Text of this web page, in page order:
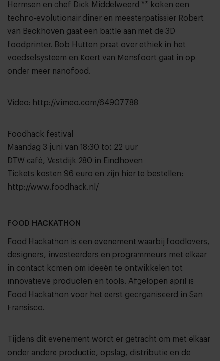
Hermsen en chef Dick Middelweerd ** koken een
techno-evolutionair diner en meesterpatissier Robert
van Beckhoven gaat een battle aan met de 3D
foodprinter. Bob Hutten praat over ethiek in het
voedselsysteem en Koert van Mensfoort gaat in op
onder meer nanofood.
Video: http://vimeo.com/64907788
Foodhack festival
Maandag 3 juni van 18:30 tot 22 uur.
DTW café, Vestdijk 280 in Eindhoven
Tickets kosten 96 euro en zijn hier te bestellen:
http://www.foodhack.nl/
FOOD HACKATHON
Food Hackathon is een evenement waarbij foodlovers,
designers, investeerders en programmeurs met elkaar
in contact komen om ideeën te ontwikkelen tot
innovatieve producten en tools. Afgelopen april is
Food Hackathon voor het eerst georganiseerd in San
Fransisco.
Tijdens dit evenement wordt er getracht om met elkaar
onder andere productie, opslag, distributie en de